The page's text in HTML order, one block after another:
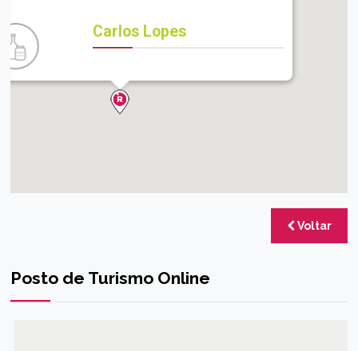
Carlos Lopes
Voltar
Posto de Turismo Online